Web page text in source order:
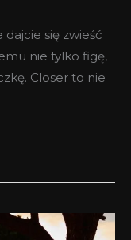
się zwieść
nie tylko figę,
Closer to nie